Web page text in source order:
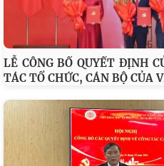
LỄ CÔNG BỐ QUYẾT ĐỊNH
TÁC TỔ CHỨC, CÁN BỘ CỦA